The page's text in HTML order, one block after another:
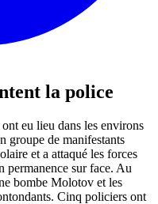
la police
eu lieu dans les environs
groupe de manifestants
et a attaqué les forces
permanence sur face. Au
bombe Molotov et les
Cinq policiers ont